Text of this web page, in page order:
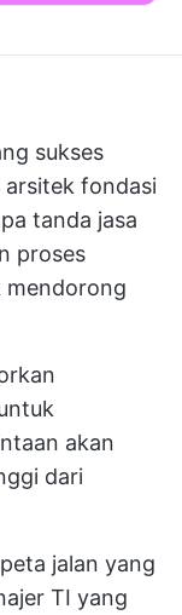
sukses
arsitek fondasi
tanda jasa
proses
mendorong
akan
dari
jalan yang
TI yang